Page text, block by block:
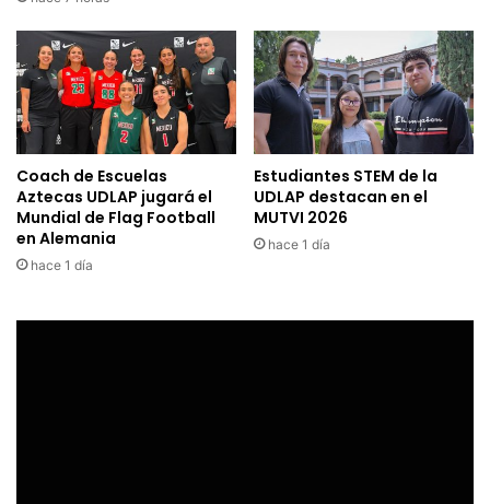
Coach de Escuelas
Aztecas UDLAP jugará el
Mundial de Flag Football
en Alemania
hace 1 día
Estudiantes STEM de la
UDLAP destacan en el
MUTVI 2026
hace 1 día